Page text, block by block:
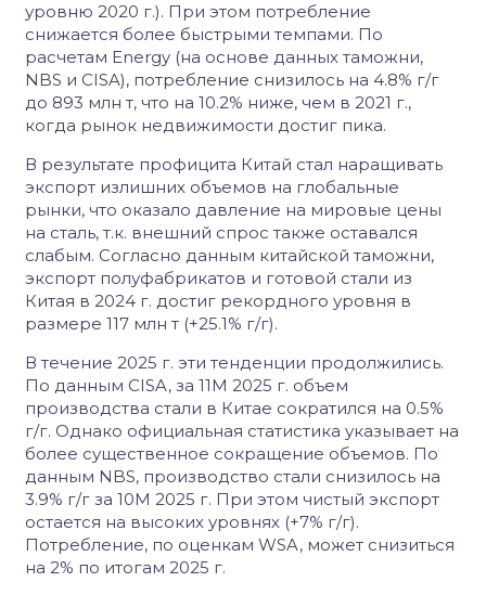
уровню 2020 г.). При этом потребление
снижается более быстрыми темпами. По
расчетам Energy (на основе данных таможни,
NBS и CISA), потребление снизилось на 4.8% г/г
до 893 млн т, что на 10.2% ниже, чем в 2021 г.,
когда рынок недвижимости достиг пика.
В результате профицита Китай стал наращивать
экспорт излишних объемов на глобальные
рынки, что оказало давление на мировые цены
на сталь, т.к. внешний спрос также оставался
слабым. Согласно данным китайской таможни,
экспорт полуфабрикатов и готовой стали из
Китая в 2024 г. достиг рекордного уровня в
размере 117 млн т (+25.1% г/г).
В течение 2025 г. эти тенденции продолжились.
По данным CISA, за 11М 2025 г. объем
производства стали в Китае сократился на 0.5%
г/г. Однако официальная статистика указывает на
более существенное сокращение объемов. По
данным NBS, производство стали снизилось на
3.9% г/г за 10М 2025 г. При этом чистый экспорт
остается на высоких уровнях (+7% г/г).
Потребление, по оценкам WSA, может снизиться
на 2% по итогам 2025 г.